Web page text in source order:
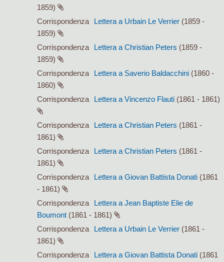
1859)
Corrispondenza
Lettera a Urbain Le Verrier (1859 -
1859)
Corrispondenza
Lettera a Christian Peters (1859 -
1859)
Corrispondenza
Lettera a Saverio Baldacchini (1860 -
1860)
Corrispondenza
Lettera a Vincenzo Flauti (1861 - 1861)
Corrispondenza Lettera a Christian Peters (1861 -
1861)
Corrispondenza
Lettera a Christian Peters (1861 -
1861)
Corrispondenza
Lettera a Giovan Battista Donati (1861
- 1861)
Corrispondenza
Lettera a Jean Baptiste Elie de
Boumont (1861 - 1861)
Corrispondenza
Lettera a Urbain Le Verrier (1861 -
1861)
Corrispondenza
Lettera a Giovan Battista Donati (1861